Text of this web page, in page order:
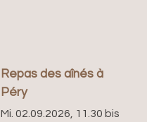
Repas des aînés à
Péry
Mi. 02.09.2026, 11.30 bis